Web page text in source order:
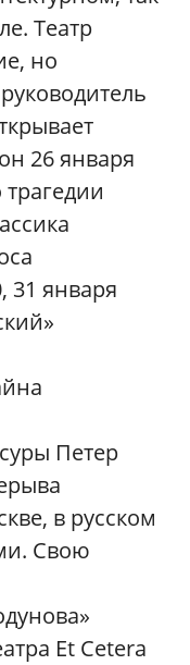
Театр
но
26 января
31 января
Петер
в русском
Свою
Et Cetera